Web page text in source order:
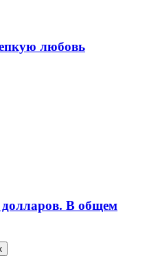
любовь
долларов. В общем